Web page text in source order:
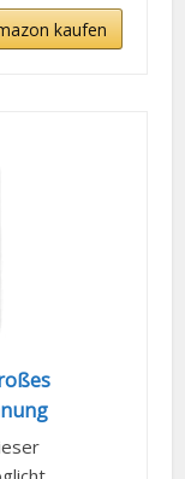
kaufen